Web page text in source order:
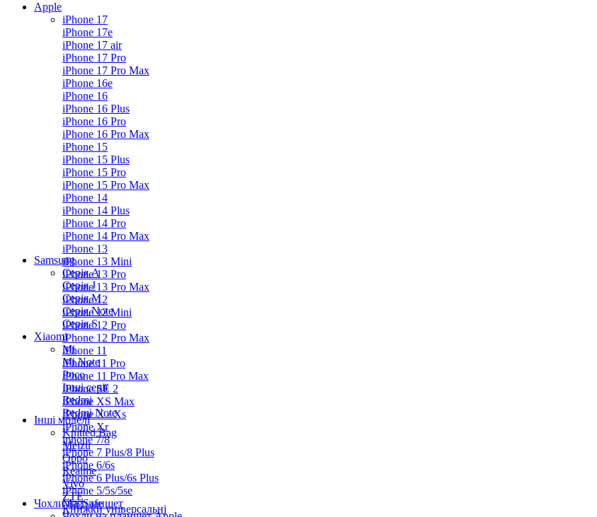
Apple
iPhone 17
iPhone 17e
iPhone 17 air
iPhone 17 Pro
iPhone 17 Pro Max
iPhone 16e
iPhone 16
iPhone 16 Plus
iPhone 16 Pro
iPhone 16 Pro Max
iPhone 15
iPhone 15 Plus
iPhone 15 Pro
iPhone 15 Pro Max
iPhone 14
iPhone 14 Plus
iPhone 14 Pro
iPhone 14 Pro Max
iPhone 13
iPhone 13 Mini
iPhone 13 Pro
iPhone 13 Pro Max
iPhone 12
iPhone 12 Mini
iPhone 12 Pro
iPhone 12 Pro Max
iPhone 11
iPhone 11 Pro
iPhone 11 Pro Max
iPhone SE 2
iPhone XS Max
iPhone X / Xs
iPhone Xr
iphone 7/8
iPhone 7 Plus/8 Plus
iPhone 6/6s
iPhone 6 Plus/6s Plus
iPhone 5/5s/5se
MagSafe
Samsung
Серія А
Серiя J
Серiя M
Серія Note
Серія S
Xiaomi
Mi
Mi Note
Poco
Інші серії
Redmi
Redmi Note
Інші моделі
Knitted Bag
Meizu
Oppo
Realme
Vivo
ZTE
Книжки універсальні
Чохли на планшет